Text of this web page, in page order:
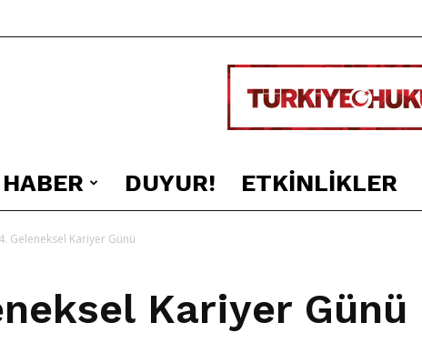
TÜRKİYE
HUKUK
HABER DUYUR! ETKINLIKLER
4. Geleneksel Kariyer Günü
Kariyer Günü